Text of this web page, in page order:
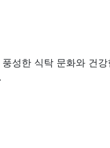
성한 식탁 문화와 건강